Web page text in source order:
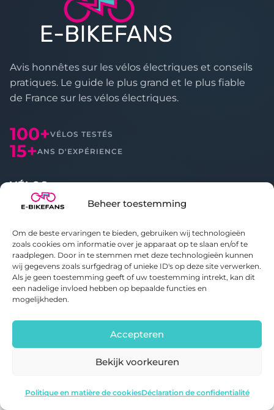
Beheer toestemming
Om de beste ervaringen te bieden, gebruiken wij technologieën
zoals cookies om informatie over je apparaat op te slaan en/of te
raadplegen. Door in te stemmen met deze technologieën kunnen
wij gegevens zoals surfgedrag of unieke ID's op deze site verwerken.
Als je geen toestemming geeft of uw toestemming intrekt, kan dit
een nadelige invloed hebben op bepaalde functies en
mogelijkheden.
Accepteren
Bekijk voorkeuren
Politique en matière de cookiesDéclaration de confidentialité
Fafrees F28 Pro Voir l'offre
Avis honnêtes sur les vélos électriques et conseils
pratiques. Le guide le plus grand et le plus fiable
de France sur les vélos électriques.
100+VÉLOS TESTÉS
15+ANS D'EXPÉRIENCE
VÉLOS
Tous les avis
À PROPOS
À propos d'E-bikefans
Contact
Politique de cookies
Partie deBright Idiots